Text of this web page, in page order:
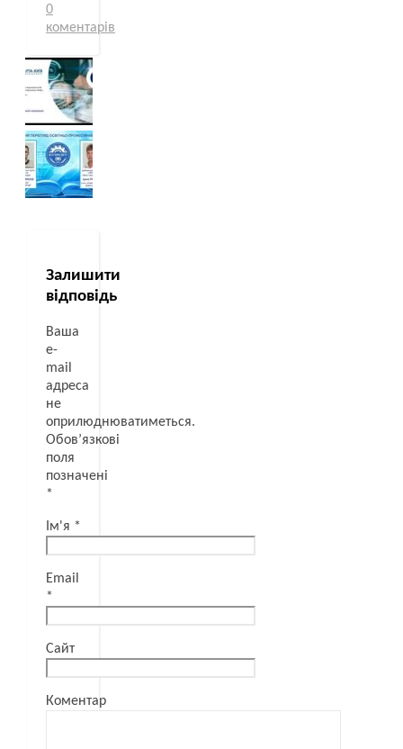
0
коментарів
Залишити
відповідь
Ваша
e-
mail
адреса
не
оприлюднюватиметься.
Обов’язкові
поля
позначені
*
Ім'я *
Email
*
Сайт
Коментар